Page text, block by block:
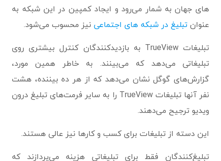
های جهان به شمار می‌رود و ایجاد کمپین در این شبکه به
عنوانتبلیغ در شبکه های اجتماعی نیز محسوب می‌شود.
تبلیغات TrueView به بازدیدکنندگان کنترل بیشتری روی
تبلیغاتی می‌دهد که می‌بینند. به خاطر همین مورد،
گزارش‌های گوگل نشان می‌دهد که از هر ده بیننده، هشت
نفر آنها تبلیغات TrueView را به سایر فرمت‌های تبلیغ درون
ویدیو ترجیح می‌دهند.
این دسته از تبلیغات برای کسب‌ و کارها نیز عالی هستند.
تبلیغ‌کنندگان فقط برای تبلیغاتی هزینه می‌پردازند که